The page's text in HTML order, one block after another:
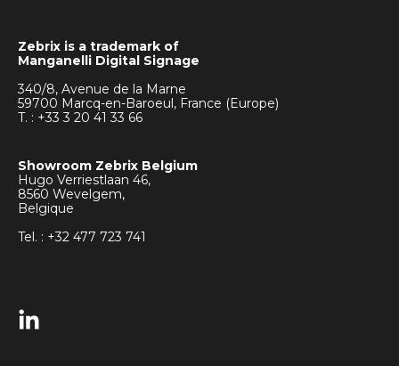
Zebrix is a trademark of
Manganelli Digital Signage
340/8, Avenue de la Marne
59700 Marcq-en-Baroeul, France (Europe)
T. : +333 20 41 33 66
Showroom Zebrix Belgium
Hugo Verriestlaan 46,
8560 Wevelgem,
Belgique
Tel. : +32 477 723 741